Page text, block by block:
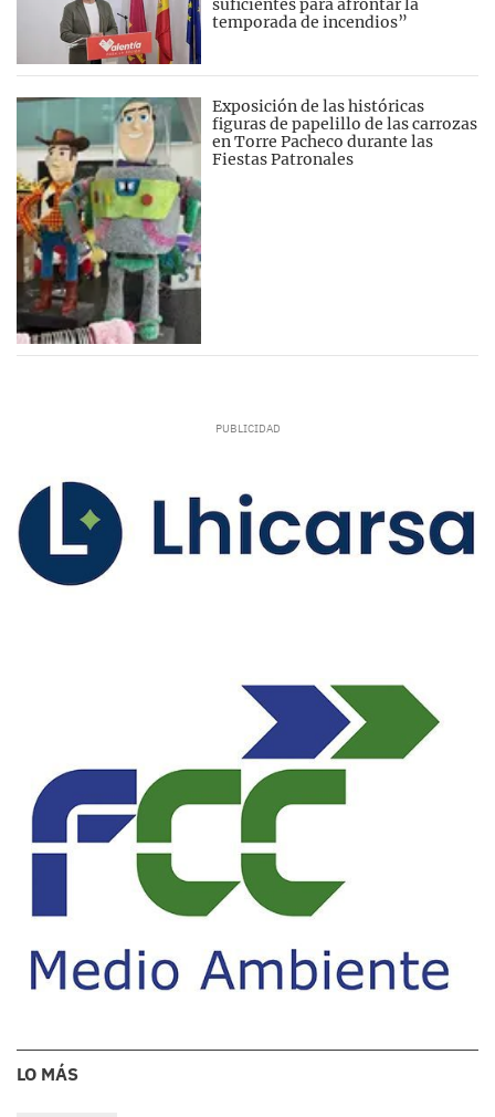
suficientes para afrontar la
temporada de incendios”
Exposición de las históricas
figuras de papelillo de las carrozas
en Torre Pacheco durante las
Fiestas Patronales
LO MÁS